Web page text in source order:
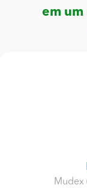
em um
Mudex